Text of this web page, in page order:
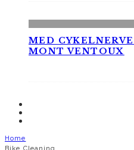
MED
MONT VENTOUX
Home
Bike Cleaning